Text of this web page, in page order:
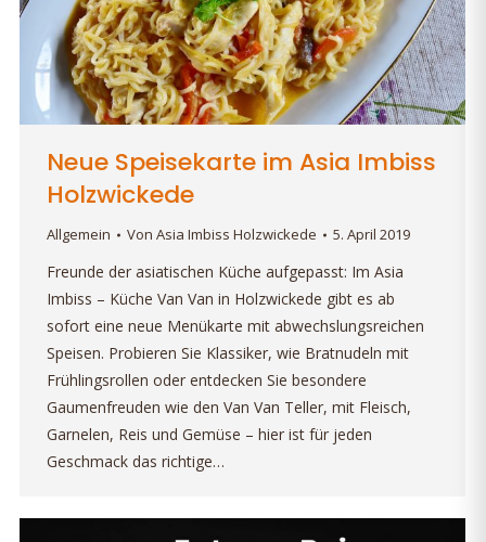
Neue Speisekarte im Asia Imbiss
Holzwickede
Allgemein Von Asia Imbiss Holzwickede 5. April 2019
Freunde der asiatischen Küche aufgepasst: Im Asia
Imbiss – Küche Van Van in Holzwickede gibt es ab
sofort eine neue Menükarte mit abwechslungsreichen
Speisen. Probieren Sie Klassiker, wie Bratnudeln mit
Frühlingsrollen oder entdecken Sie besondere
Gaumenfreuden wie den Van Van Teller, mit Fleisch,
Garnelen, Reis und Gemüse – hier ist für jeden
Geschmack das richtige…